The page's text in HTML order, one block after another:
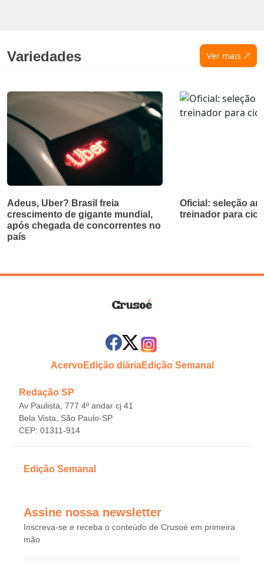
Variedades Ver mais
Adeus, Uber? Brasil freia
crescimento de gigante mundial,
após chegada de concorrentes no
país
Oficial: seleção
treinador para
AcervoEdição diáriaEdição Semanal
Redação SP
Av Paulista, 777 4º andar cj 41
Bela Vista, São Paulo-SP
CEP: 01311-914
Edição Semanal
Assine nossa newsletter
Inscreva-se e receba o conteúdo de Crusoé em primeira
mão